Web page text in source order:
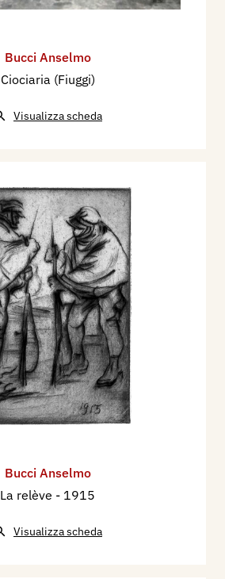
Bucci Anselmo
Ciociaria (Fiuggi)
Visualizza scheda
Bucci Anselmo
La relève - 1915
Visualizza scheda